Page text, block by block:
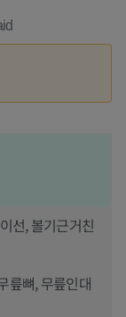
선, 볼기근거친
릎뼈, 무릎인대